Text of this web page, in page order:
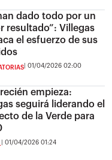
dado todo por un
resultado”: Villegas
el esfuerzo de sus
01/04/2026 02:00
recién empieza:
seguirá liderando el
de la Verde para
01/04/2026 01:24